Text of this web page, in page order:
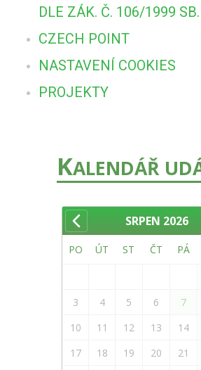
DLE ZÁK. Č. 106/1999 SB.
CZECH POINT
NASTAVENÍ COOKIES
PROJEKTY
KALENDÁŘ
SRPEN 2026
PO ÚT ST ČT PÁ
3
4 5 6 7
10
11 12 13 14
17
18 19 20 21